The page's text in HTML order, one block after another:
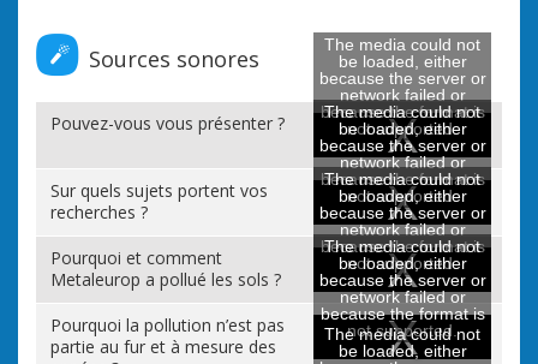
Sources sonores
Pouvez-vous vous présenter ?
The media could not
be loaded, either
because the server or
network failed or
because the format is
not supported.
Sur quels sujets portent vos
recherches ?
The media could not
be loaded, either
because the server or
network failed or
because the format is
not supported.
Pourquoi et comment
Metaleurop a pollué les sols ?
The media could not
be loaded, either
because the server or
network failed or
because the format is
not supported.
Pourquoi la pollution n’est pas
partie au fur et à mesure des
The media could not
be loaded, either
because the server or
network failed or
because the format is
not supported.
The media could not
be loaded, either